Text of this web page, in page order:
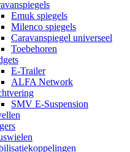
Emuk spiegels
Milenco spiegels
Caravanspiegel universeel
Toebehoren
E-Trailer
ALFA Network
SMV E-Suspension